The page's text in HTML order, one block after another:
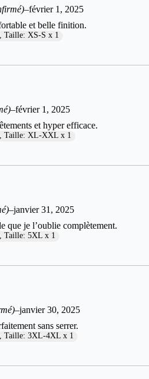
–février 1, 2025
et belle finition.
Taille: XS-S x 1
–février 1, 2025
et hyper efficace.
Taille: XL-XXL x 1
–janvier 31, 2025
que je l’oublie complètement.
Taille: 5XL x 1
–janvier 30, 2025
sans serrer.
Taille: 3XL-4XL x 1